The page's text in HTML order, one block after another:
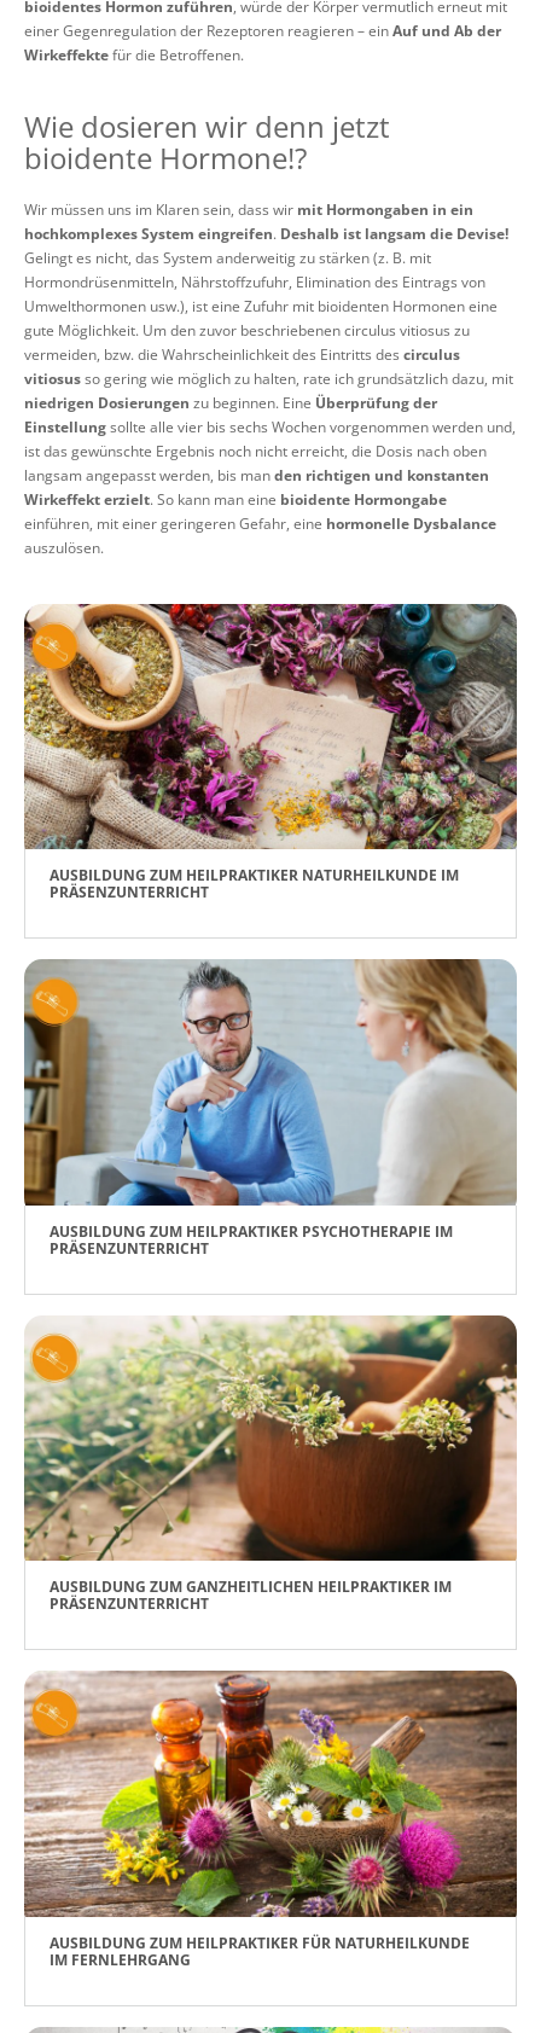
bioidentes Hormon zuführen, würde der Körper vermutlich erneut mit
einer Gegenregulation der Rezeptoren reagieren – einAuf und Ab der
Wirkeffektefür die Betroffenen.
Wie dosieren wir denn jetzt
bioidente Hormone!?
Wir müssen uns im Klaren sein, dass wir mit Hormongaben in ein
hochkomplexes System eingreifen. Deshalb ist langsam die Devise!
Gelingt es nicht, das System anderweitig zu stärken (z. B. mit
Hormondrüsenmitteln, Nährstoffzufuhr, Elimination des Eintrags von
Umwelthormonen usw.), ist eine Zufuhr mit bioidenten Hormonen eine
gute Möglichkeit. Um den zuvor beschriebenen circulus vitiosus zu
vermeiden, bzw. die Wahrscheinlichkeit des Eintritts des circulus
vitiosusso gering wie möglich zu halten, rate ich grundsätzlich dazu, mit
niedrigen Dosierungen zu beginnen. Eine Überprüfung der
Einstellungsollte alle vier bis sechs Wochen vorgenommen werden und,
ist das gewünschte Ergebnis noch nicht erreicht, die Dosis nach oben
langsam angepasst werden, bis manden richtigen und konstanten
Wirkeffekt erzielt. So kann man eine bioidente Hormongabe
einführen, mit einer geringeren Gefahr, eine hormonelle Dysbalance
auszulösen.
AUSBILDUNG ZUM HEILPRAKTIKER NATURHEILKUNDE IM
PRÄSENZUNTERRICHT
AUSBILDUNG ZUM HEILPRAKTIKER PSYCHOTHERAPIE IM
PRÄSENZUNTERRICHT
AUSBILDUNG ZUM GANZHEITLICHEN HEILPRAKTIKER IM
PRÄSENZUNTERRICHT
AUSBILDUNG ZUM HEILPRAKTIKER FÜR NATURHEILKUNDE
IM FERNLEHRGANG